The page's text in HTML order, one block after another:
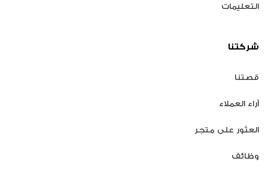
التعليمات
شركتنا
قصتنا
آراء العملاء
العثور على متجر
وظائف